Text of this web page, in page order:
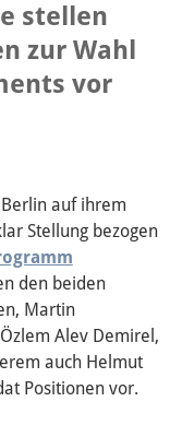
stellen
zur Wahl
vor
Berlin auf ihrem
Stellung bezogen
den beiden
Martin
Alev Demirel,
auch Helmut
Positionen vor.